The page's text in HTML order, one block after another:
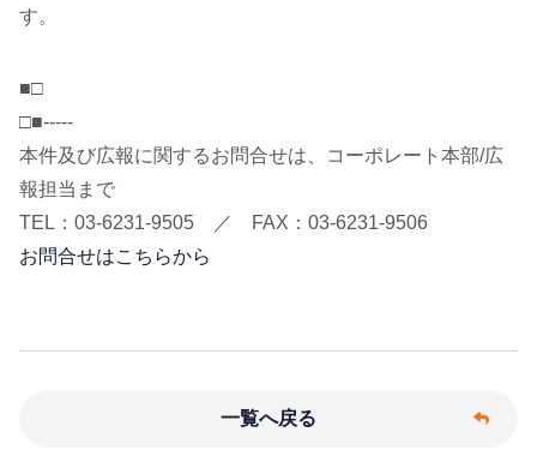
す。
■□
□■-----
本件及び広報に関するお問合せは、コーポレート本部/広
報担当まで
TEL：03-6231-9505 ／ FAX：03-6231-9506
お問合せはこちらから
一覧へ戻る